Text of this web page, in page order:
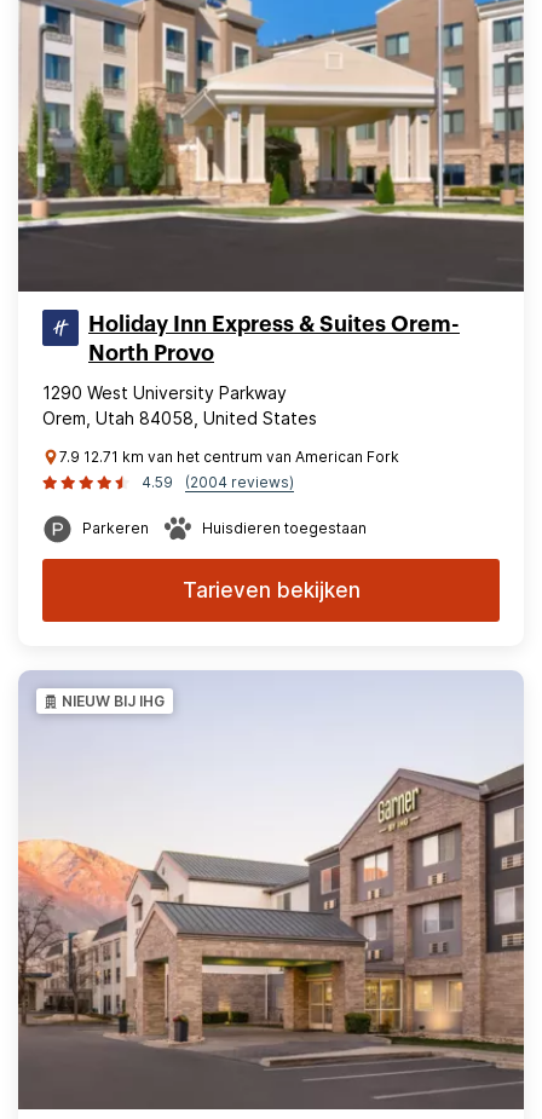
Holiday Inn Express & Suites Orem-
North Provo
1290 West University Parkway
Orem, Utah 84058, United States
7.9 12.71 km van het centrum van American Fork
4.59
(2004 reviews)
Parkeren Huisdieren toegestaan
Tarieven bekijken
NIEUW BIJ IHG